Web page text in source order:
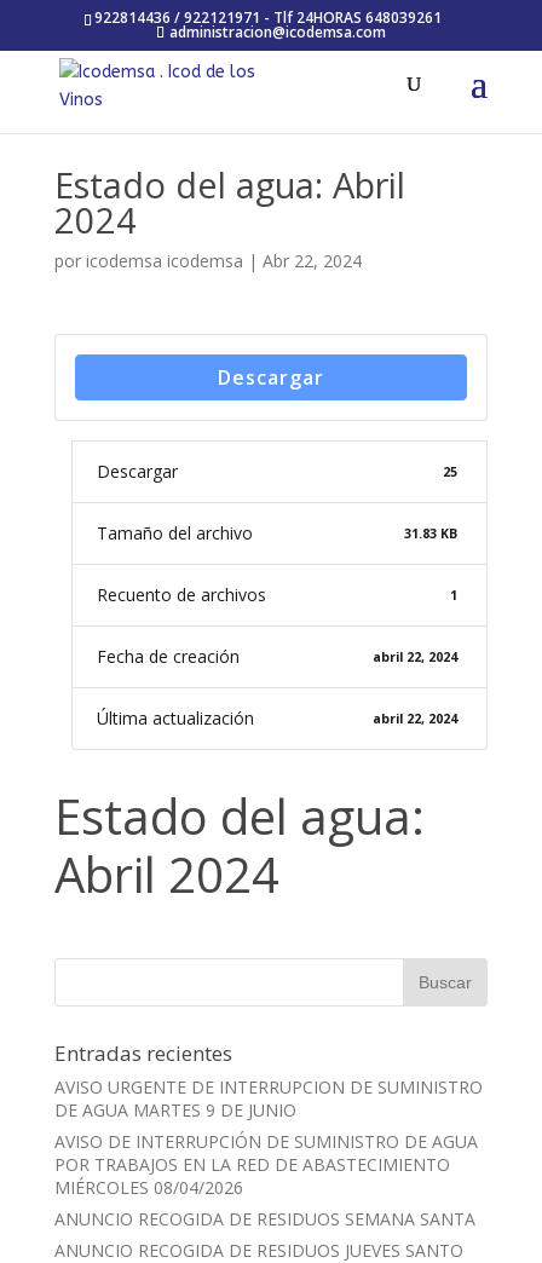
922814436 / 922121971 - Tlf 24HORAS 648039261
administracion@icodemsa.com
Estado del agua: Abril
2024
por icodemsa icodemsa | Abr 22, 2024
Descargar
Descargar 25
Tamaño del archivo 31.83 KB
Recuento de archivos 1
Fecha de creación abril 22, 2024
Última actualización abril 22, 2024
Estado del agua:
Abril 2024
Entradas recientes
AVISO URGENTE DE INTERRUPCION DE SUMINISTRO
DE AGUA MARTES 9 DE JUNIO
AVISO DE INTERRUPCIÓN DE SUMINISTRO DE AGUA
POR TRABAJOS EN LA RED DE ABASTECIMIENTO
MIÉRCOLES 08/04/2026
ANUNCIO RECOGIDA DE RESIDUOS SEMANA SANTA
ANUNCIO RECOGIDA DE RESIDUOS JUEVES SANTO